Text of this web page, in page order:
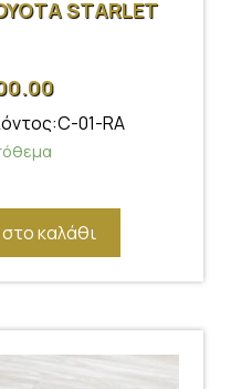
STARLET
01-RA
καλάθι